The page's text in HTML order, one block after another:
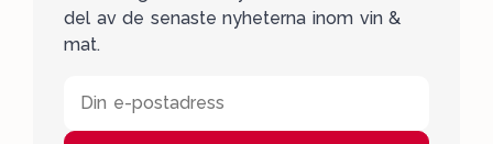
del av de senaste nyheterna inom vin &
mat.
Din e-postadress